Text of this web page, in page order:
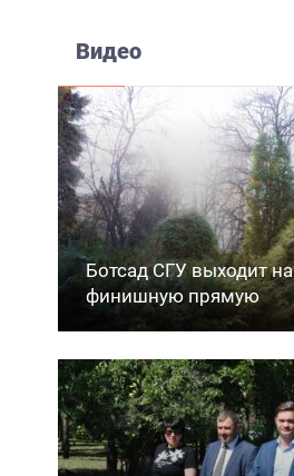
Видео
Ботсад СГУ выходит на
финишную прямую